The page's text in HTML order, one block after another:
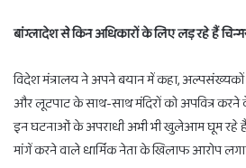
बांग्लादेश से किन अधिकारों के लिए लड़ रहे हैं
विदेश मंत्रालय ने अपने बयान में कहा,
और लूटपाट के साथ-साथ मंदिरों को अपवित्र
इन घटनाओं के अपराधी अभी भी खुलेआम घूम रहे
मांगें करने वाले धार्मिक नेता के खिलाफ आरोप